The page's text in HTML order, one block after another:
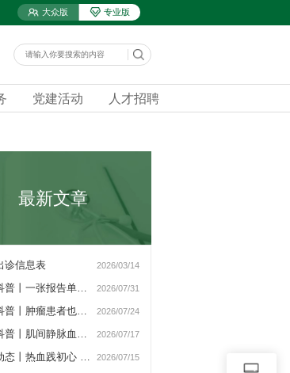
大众版 专业版
党建活动 人才招聘
最新文章
2026/03/14
诊信息表
2026/07/31
桓兴科普丨一张报告单看懂…
2026/07/24
桓兴科普丨肿瘤患者也可以…
2026/07/17
桓兴科普丨肌间静脉血栓患…
2026/07/15
医院动态丨热血践初心 大…